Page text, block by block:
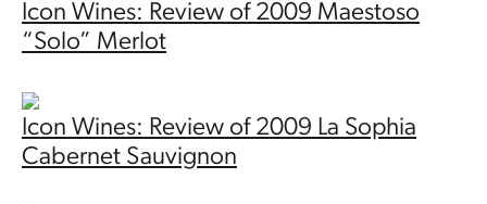
Icon Wines: Review of 2009 Maestoso
“Solo” Merlot
Icon Wines: Review of 2009 La Sophia
Cabernet Sauvignon